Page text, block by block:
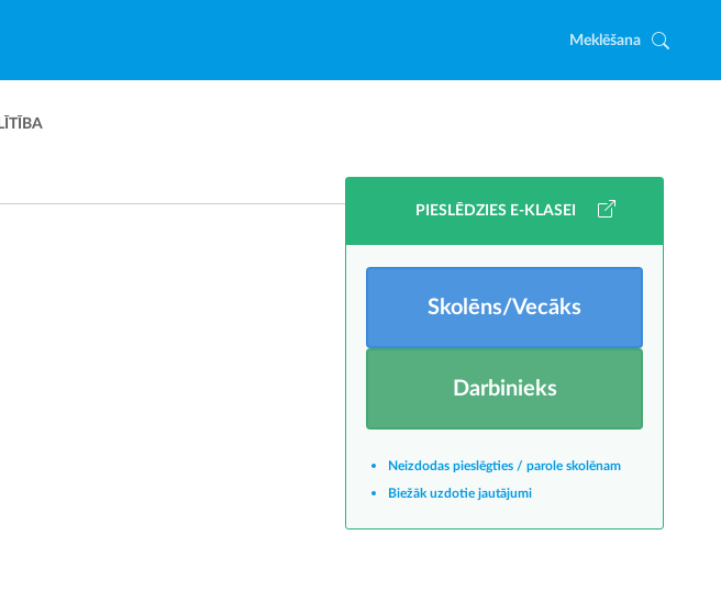
Meklēšana
PIESLĒDZIES E-KLASEI
Skolēns/Vecāks
Darbinieks
Neizdodas pieslēgties / parole skolēnam
Biežāk uzdotie jautājumi